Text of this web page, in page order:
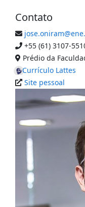
Contato
+55 (61) 3107-
Prédio da
Currículo Lattes
Site pessoal